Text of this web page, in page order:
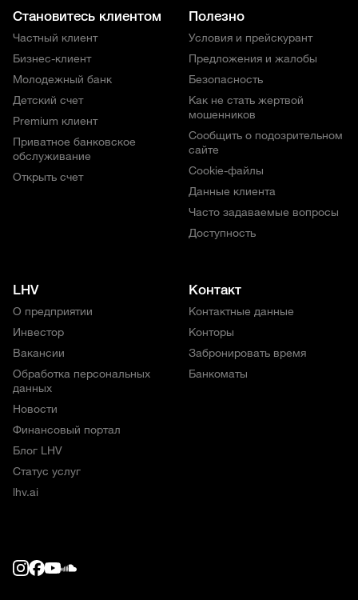
Становитесь клиентом
Частный клиент
Бизнес-клиент
Молодежный банк
Детский счет
Premium клиент
Приватное банковское
обслуживание
Открыть счет
Полезно
Условия и прейскурант
Предложения и жалобы
Безопасность
Как не стать жертвой
мошенников
Сообщить о подозрительном
сайте
Cookie-файлы
Данные клиента
Часто задаваемые вопросы
Доступность
LHV
О предприятии
Инвестор
Вакансии
Обработка персональных
данных
Новости
Финансовый портал
Блог LHV
Статус услуг
lhv.ai
Контакт
Контактные данные
Конторы
Забронировать время
Банкоматы